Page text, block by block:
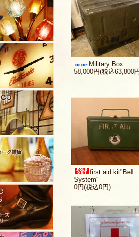
Military Box
58,000円(税込63,800
first aid kit"Bell
System"
0円(税込0円)